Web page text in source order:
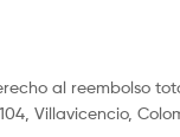
al reembolso
Villavicencio,